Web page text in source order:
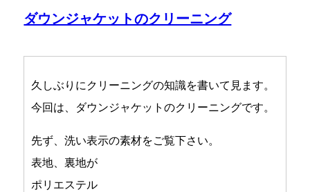
ダウンジャケットのクリーニング
久しぶりにクリーニングの知識を書いて見ます。
今回は、ダウンジャケットのクリーニングです。
先ず、洗い表示の素材をご覧下さい。
表地、裏地が
ポリエステル